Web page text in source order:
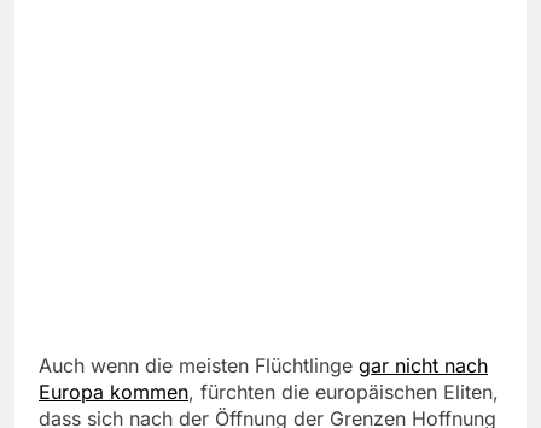
Auch wenn die meisten Flüchtlinge gar nicht nach
Europa kommen, fürchten die europäischen Eliten,
dass sich nach der Öffnung der Grenzen Hoffnung